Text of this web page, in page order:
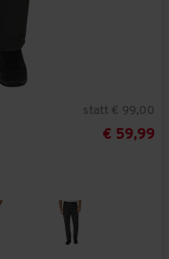
statt € 99,00
€ 59,99